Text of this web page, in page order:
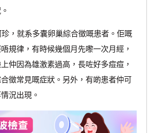
就系多囊卵巢綜合徵嘅患者。佢嘅
規律，有時候幾個月先嚟一次月經，
仲因為雄激素過高，長咗好多痘痘，
徵常見嘅症狀。另外，有啲患者仲可
況出現。